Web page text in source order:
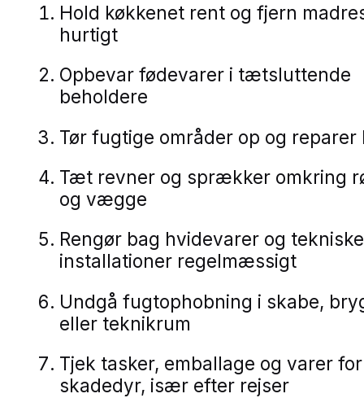
Hold køkkenet rent og fjern
hurtigt
Opbevar fødevarer i tætsluttende
beholdere
Tør fugtige områder op og
Tæt revner og sprækker omkring
og vægge
Rengør bag hvidevarer og tekniske
installationer regelmæssigt
Undgå fugtophobning i skabe,
eller teknikrum
Tjek tasker, emballage og varer for
skadedyr, især efter rejser